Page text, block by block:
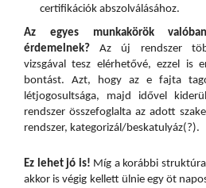
certifikációk abszolválásához.
Az egyes munkakörök
érdemelnek? Az új rendszer
vizsgával tesz elérhetővé, ezzel is
bontást. Azt, hogy az e fajta
létjogosultsága, majd idővel
rendszer összefoglalta az adott
rendszer, kategorizál/beskatulyáz(?).
Ez lehet jó is! Míg a korábbi
akkor is végig kellett ülnie egy öt